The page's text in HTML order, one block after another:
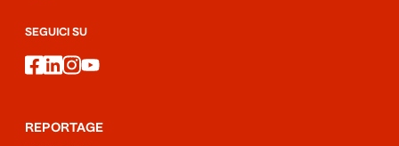
SEGUICI SU
facebook
linkedin
instagram
youtube
REPORTAGE